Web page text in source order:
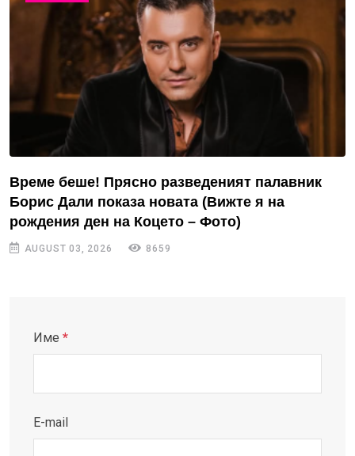
Време беше! Прясно разведеният палавник
Борис Дали показа новата (Вижте я на
рождения ден на Коцето – Фото)
AUGUST 03, 2026 8659
Име *
E-mail